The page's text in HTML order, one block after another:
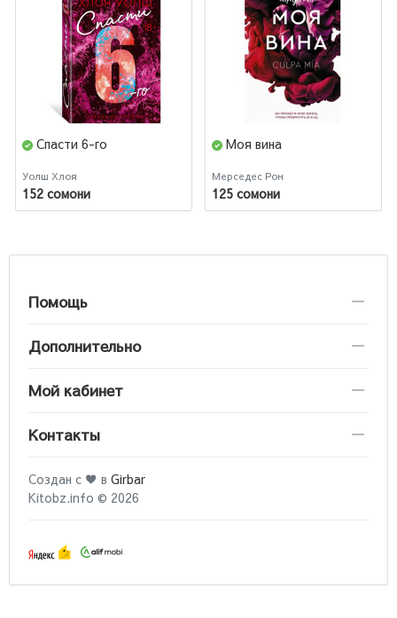
Спасти 6-го
Уолш Хлоя
152 сомони
Моя вина
Мерседес Рон
125 сомони
Помощь
Дополнительно
Мой кабинет
Контакты
Создан с ♥ в Girbar
Kitobz.info © 2026